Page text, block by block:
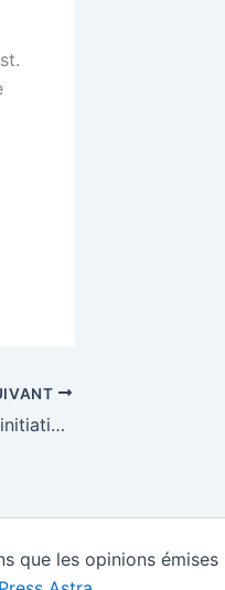
La Commission lance une initiative de soutien du chômage partiel dans les EM – aefinfo.fr
que les opinions émises